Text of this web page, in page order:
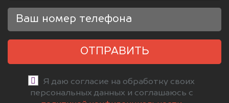
ОТПРАВИТЬ
Я даю согласие на обработку своих
персональных данных и соглашаюсь с